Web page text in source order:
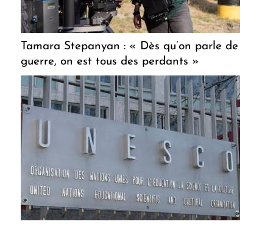
Tamara Stepanyan : « Dès qu’on parle de
guerre, on est tous des perdants »